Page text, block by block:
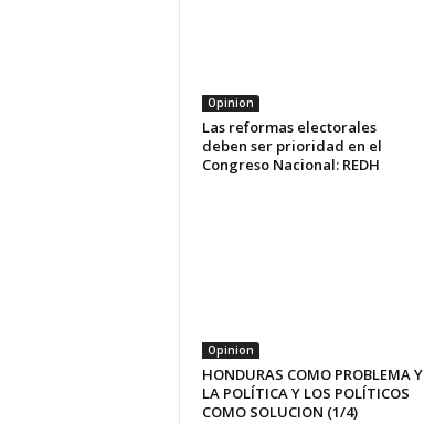
Opinion
Las reformas electorales
deben ser prioridad en el
Congreso Nacional: REDH
Opinion
HONDURAS COMO PROBLEMA Y
LA POLÍTICA Y LOS POLÍTICOS
COMO SOLUCION (1/4)